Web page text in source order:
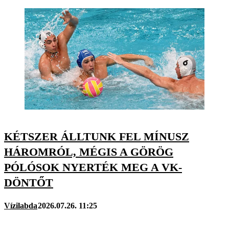
KÉTSZER ÁLLTUNK FEL MÍNUSZ
HÁROMRÓL, MÉGIS A GÖRÖG
PÓLÓSOK NYERTÉK MEG A VK-
DÖNTŐT
Vízilabda2026.07.26. 11:25